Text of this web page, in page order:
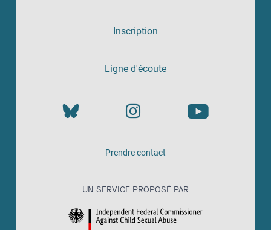
Inscription
Ligne d'écoute
Prendre contact
UN SERVICE PROPOSÉ PAR